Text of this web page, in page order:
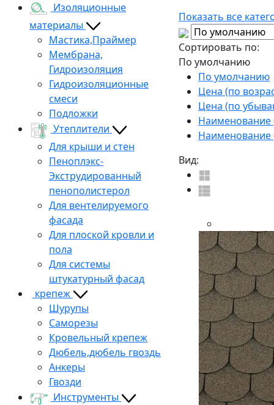
Изоляционные
материалы
Мастика,Праймер
Мембрана,
Гидроизоляция
Гидроизоляционные
смеси
Подложки
Утеплители
Для крыши и стен
Пеноплэкс-
Экструдированный
пенополистерол
Для вентелируемого
фасада
Для плоской кровли и
пола
Для системы
штукатурный фасад
крепеж
Шурупы
Саморезы
Кровельный крепеж
Дюбель,дюбель гвоздь
Анкеры
Гвозди
Инструменты
Показать все
Сортировать по:
По умолчанию
По умолчанию
Цена (по
Цена (по
Наименование
Наименование
Вид: